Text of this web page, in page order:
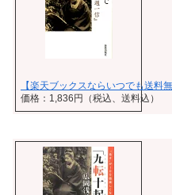
【楽天ブックスならいつでも送料
価格：1,836円（税込、送料込）